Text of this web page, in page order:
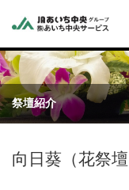
祭壇紹介
向日葵（花祭壇